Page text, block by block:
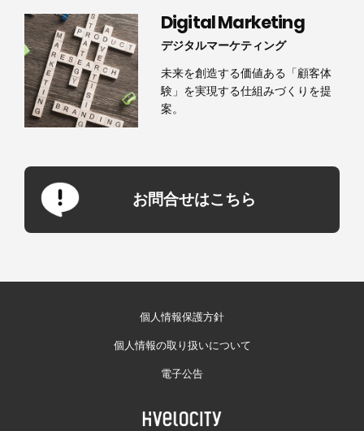
Digital Marketing
デジタルマーケティング
未来を創造する価値ある「顧客体
験」を実現する仕組みづくりを提
案。
お問合せはこちら
個人情報保護方針
個人情報の取り扱いについて
電子公告